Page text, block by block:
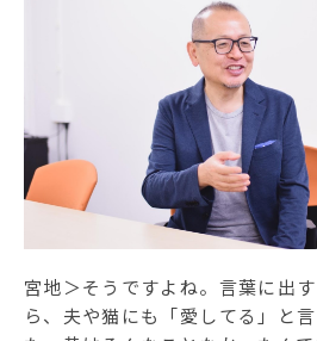
宮地＞そうですよね。言葉に出
ら、夫や猫にも「愛してる」と